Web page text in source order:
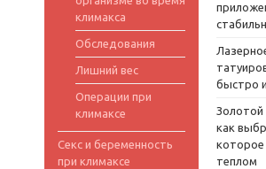
климакса
Обследования
Лишний вес
Операции при
климаксе
Секс и беременность
при климаксе
быстро
Золотой
как
которое
теплом